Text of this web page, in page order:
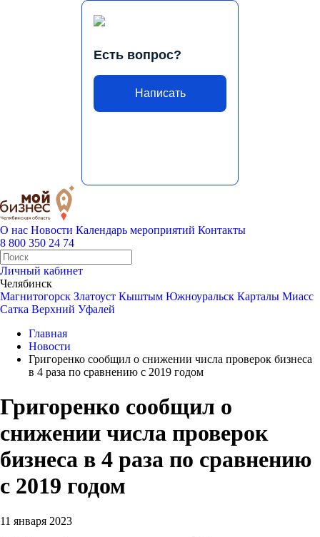
Есть вопрос?
Написать
О нас Новости Календарь мероприятий Контакты
8 800 350 24 74
Личный кабинет
Челябинск
Магнитогорск Златоуст Кыштым Южноуральск Карталы Миасс
Сатка Верхний Уфалей
Главная
Новости
Григоренко сообщил о снижении числа проверок бизнеса
в 4 раза по сравнению с 2019 годом
Григоренко сообщил о
снижении числа проверок
бизнеса в 4 раза по сравнению
с 2019 годом
11 января 2023